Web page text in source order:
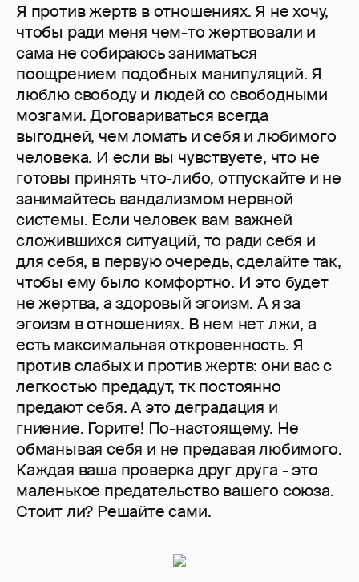
Я против жертв в отношениях. Я не хочу,
чтобы ради меня чем-то жертвовали и
сама не собираюсь заниматься
поощрением подобных манипуляций. Я
люблю свободу и людей со свободными
мозгами. Договариваться всегда
выгодней, чем ломать и себя и любимого
человека. И если вы чувствуете, что не
готовы принять что-либо, отпускайте и не
занимайтесь вандализмом нервной
системы. Если человек вам важней
сложившихся ситуаций, то ради себя и
для себя, в первую очередь, сделайте так,
чтобы ему было комфортно. И это будет
не жертва, а здоровый эгоизм. А я за
эгоизм в отношениях. В нем нет лжи, а
есть максимальная откровенность. Я
против слабых и против жертв: они вас с
легкостью предадут, тк постоянно
предают себя. А это деградация и
гниение. Горите! По-настоящему. Не
обманывая себя и не предавая любимого.
Каждая ваша проверка друг друга - это
маленькое предательство вашего союза.
Стоит ли? Решайте сами.